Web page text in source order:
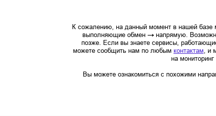
К сожалению, на данный момент в нашей базе
выполняющие обмен → напрямую.
позже. Если вы знаете сервисы,
можете сообщить нам по любым контактам, и
на
Вы можете ознакомиться с похожими